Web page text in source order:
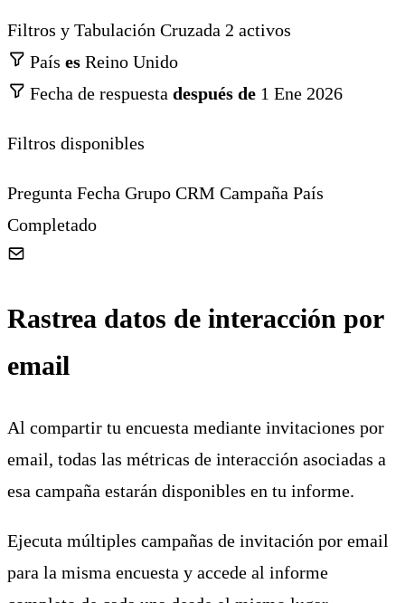
Filtros y Tabulación Cruzada 2 activos
País es Reino Unido
Fecha de respuesta después de 1 Ene 2026
Filtros disponibles
Pregunta Fecha Grupo CRM Campaña País
Completado
Rastrea datos de interacción por
email
Al compartir tu encuesta mediante invitaciones por
email, todas las métricas de interacción asociadas a
esa campaña estarán disponibles en tu informe.
Ejecuta múltiples campañas de invitación por email
para la misma encuesta y accede al informe